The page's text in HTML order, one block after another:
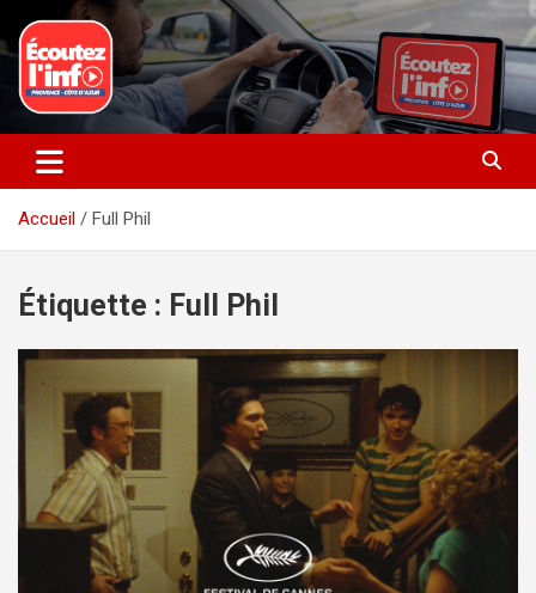
au
contenu
Ecoutez l’info
La radio du quotidien
Accueil Full Phil
Étiquette : Full Phil